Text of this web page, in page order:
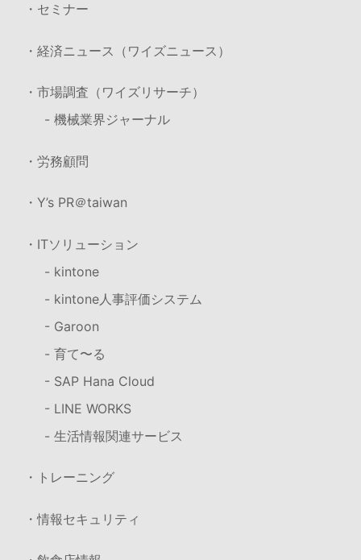
・セミナー
・経済ニュース（ワイズニュース）
・市場調査（ワイズリサーチ）
- 機械業界ジャーナル
・労務顧問
・Y’s PR＠taiwan
・ITソリューション
- kintone
- kintone人事評価システム
- Garoon
- 育て〜る
- SAP Hana Cloud
- LINE WORKS
- 生活情報関連サービス
・トレーニング
・情報セキュリティ